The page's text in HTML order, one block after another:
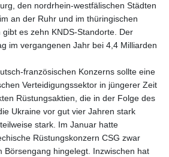
den nordrhein-westfälischen Städten
an der Ruhr und im thüringischen
es zehn KNDS-Standorte. Der
im vergangenen Jahr bei 4,4 Milliarden
französischen Konzerns sollte eine
Verteidigungssektor in jüngerer Zeit
Rüstungsaktien, die in der Folge des
Ukraine vor gut vier Jahren stark
stark. Im Januar hatte
Rüstungskonzern CSG zwar
Börsengang hingelegt. Inzwischen hat